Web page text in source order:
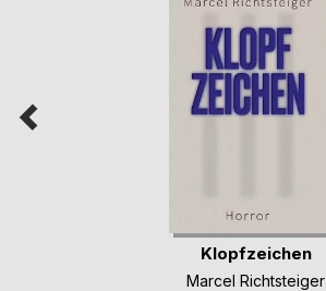
Klopfzeichen
Marcel Richtsteiger